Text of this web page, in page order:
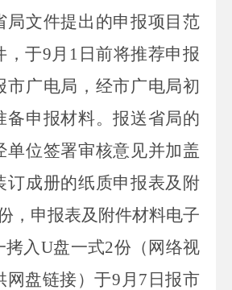
局文件提出的申报项目范
，于9月 1 日前将推荐申报
市广电局，经市广电局初
备申报材料。报送省局的
单位签署审核意见并加盖
订成册的纸质申报表及附
，申报表及附件材料电子
拷入U盘一式2份（网络视
网盘链接）于9 月 7 日报市